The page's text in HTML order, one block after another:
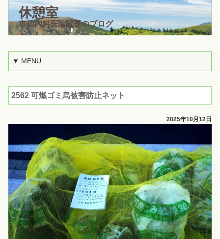
休憩室
市川内科医院院長のブログ
▼ MENU
2562 可燃ゴミ烏被害防止ネット
2025年10月12日